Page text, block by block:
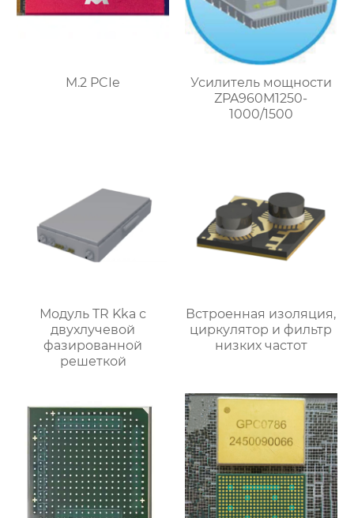
M.2 PCIe
Усилитель мощности
ZPA960M1250-
1000/1500
Модуль TR Kka с
двухлучевой
фазированной
решеткой
Встроенная изоляция,
циркулятор и фильтр
низких частот